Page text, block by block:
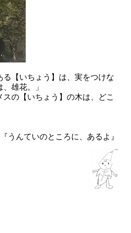
る【いちょう】は、実をつけな
雄花。」
スの 【いちょう】の木は、どこ
『うんていのところに、あるよ』